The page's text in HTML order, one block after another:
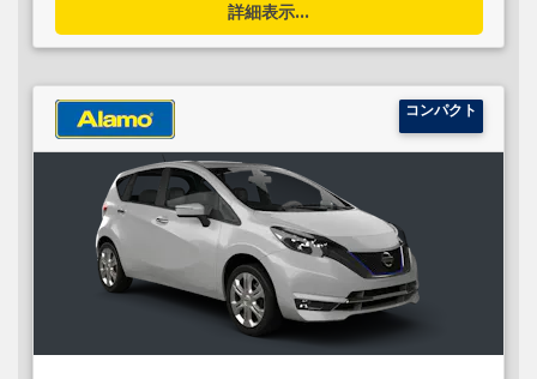
詳細表示...
コンパクト